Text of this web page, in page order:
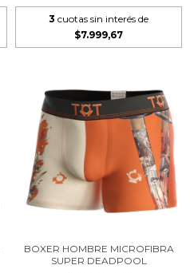
3 cuotas sin interés de
$7.999,67
BOXER HOMBRE MICROFIBRA
SUPER DEADPOOL